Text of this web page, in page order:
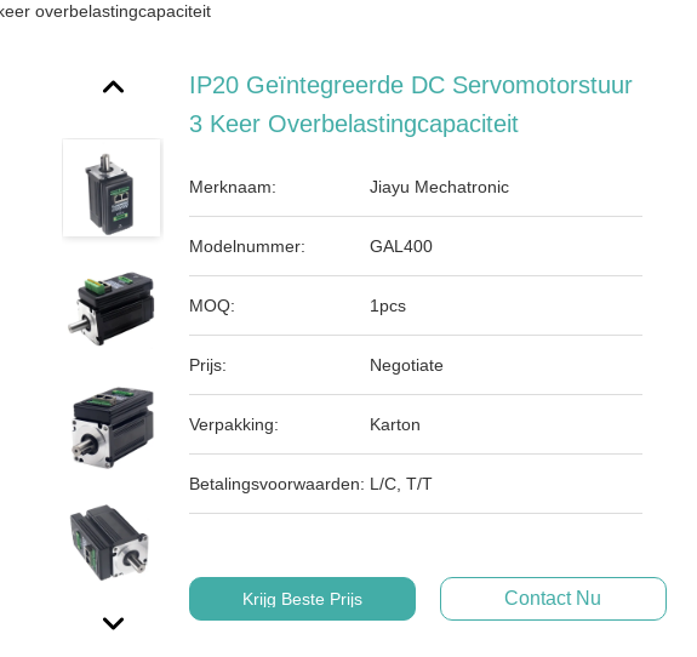
overbelastingcapaciteit
IP20 Geïntegreerde DC Servomotorstuur
3 Keer Overbelastingcapaciteit
Merknaam: Jiayu Mechatronic
Modelnummer: GAL400
MOQ: 1pcs
Prijs: Negotiate
Verpakking: Karton
Betalingsvoorwaarden: L/C, T/T
Krijg Beste Prijs Contact Nu